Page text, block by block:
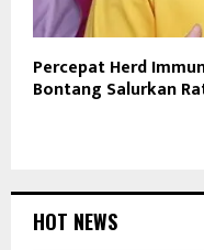
Percepat Herd
Bontang Salurkan
HOT NEWS